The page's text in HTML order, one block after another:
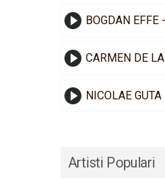
BOGDAN
CARMEN DE
NICOLAE
Artisti Populari